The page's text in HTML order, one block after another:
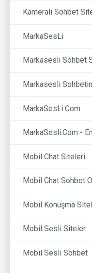
Kameralı Sohbet
MarkaSesLi
Markasesli Sohbet
Markasesli
MarkaSesLi.Com
MarkaSesli.Com -
Mobil Chat Siteleri
Mobil Chat Sohbet
Mobil Konuşma
Mobil Sesli Siteler
Mobil Sesli Sohbet